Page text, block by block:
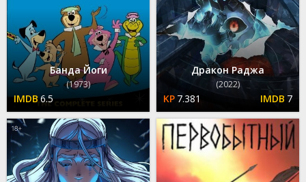
Банда Йоги
(1973)
6.5
Дракон Раджа
(2022)
7.381 7